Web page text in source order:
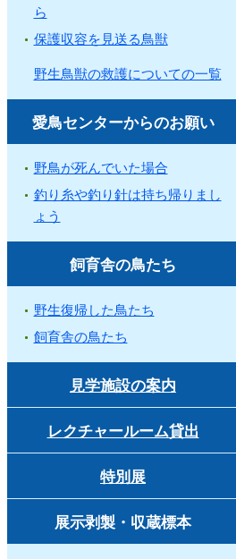
ら
保護収容を見送る鳥獣
野生鳥獣の救護についての一覧
愛鳥センターからのお願い
野鳥が死んでいた場合
釣り糸や釣り針は持ち帰りまし
ょう
飼育舎の鳥たち
野生復帰した鳥たち
飼育舎の鳥たち
見学施設の案内
レクチャールーム貸出
特別展
展示剥製・収蔵標本